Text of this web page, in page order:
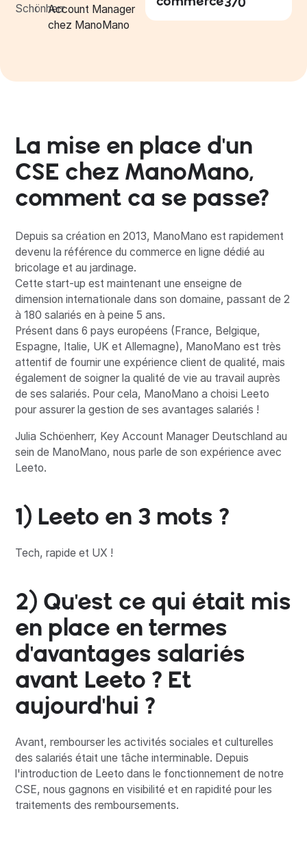
Account Manager
chez ManoMano
La mise en place d'un
CSE chez ManoMano,
comment ca se passe?
Depuis sa création en 2013, ManoMano est rapidement
devenu la référence du commerce en ligne dédié au
bricolage et au jardinage.
Cette start-up est maintenant une enseigne de
dimension internationale dans son domaine, passant de 2
à 180 salariés en à peine 5 ans.
Présent dans 6 pays européens (France, Belgique,
Espagne, Italie, UK et Allemagne), ManoMano est très
attentif de fournir une expérience client de qualité, mais
également de soigner la qualité de vie au travail auprès
de ses salariés. Pour cela, ManoMano a choisi Leeto
pour assurer la gestion de ses avantages salariés !
Julia Schöenherr, Key Account Manager Deutschland au
sein de ManoMano, nous parle de son expérience avec
Leeto.
1) Leeto en 3 mots ?
Tech, rapide et UX !
2) Qu'est ce qui était mis
en place en termes
d'avantages salariés
avant Leeto ? Et
aujourd'hui ?
Avant, rembourser les activités sociales et culturelles
des salariés était une tâche interminable. Depuis
l'introduction de Leeto dans le fonctionnement de notre
CSE, nous gagnons en visibilité et en rapidité pour les
traitements des remboursements.